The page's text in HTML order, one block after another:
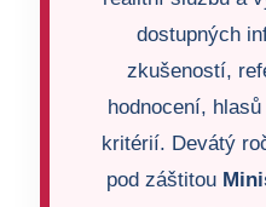
dostupných
zkušeností,
hodnocení,
kritérií. Devátý
pod záštitou